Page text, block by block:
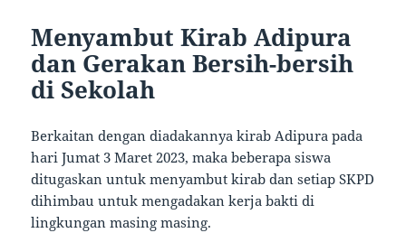
Menyambut Kirab Adipura
dan Gerakan Bersih-bersih
di Sekolah
Berkaitan dengan diadakannya kirab Adipura pada
hari Jumat 3 Maret 2023, maka beberapa siswa
ditugaskan untuk menyambut kirab dan setiap SKPD
dihimbau untuk mengadakan kerja bakti di
lingkungan masing masing.